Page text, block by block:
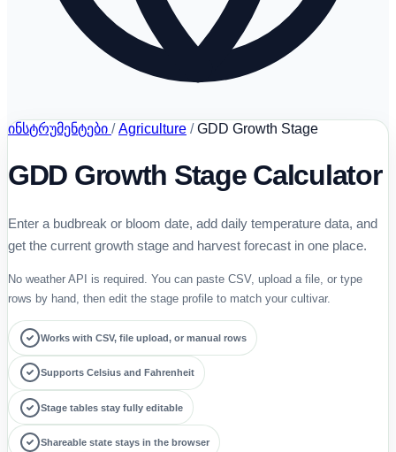
ინსტრუმენტები / Agriculture / GDD Growth Stage
GDD Growth Stage Calculator
Enter a budbreak or bloom date, add daily temperature data, and
get the current growth stage and harvest forecast in one place.
No weather API is required. You can paste CSV, upload a file, or type
rows by hand, then edit the stage profile to match your cultivar.
Works with CSV, file upload, or manual rows
Supports Celsius and Fahrenheit
Stage tables stay fully editable
Shareable state stays in the browser